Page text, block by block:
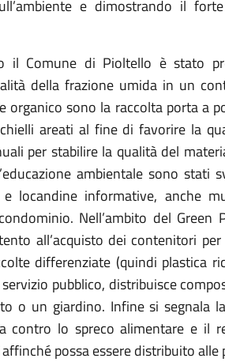
e dimostrando il
il Comune di Pioltello è stato
della frazione umida in un
organico sono la raccolta porta a
areati al fine di favorire la
per stabilire la qualità del
ambientale sono
e locandine informative, anche
Nell’ambito del
all’acquisto dei contenitori
differenziate (quindi plastica
pubblico, distribuisce
o un giardino. Infine si segnala
contro lo spreco alimentare e il
possa essere distribuito